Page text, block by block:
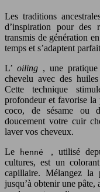
Les traditions
d’inspiration pour des
transmis de génération
temps et s’adaptent
L’ oiling , une
chevelu avec des
Cette technique
profondeur et favorise la
coco, de sésame ou
doucement votre cuir
laver vos cheveux.
Le
henné , utilisé
cultures, est un
capillaire. Mélangez la
jusqu’à obtenir une